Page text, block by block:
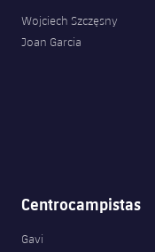
Wojciech Szczęsny
Joan Garcia
Centrocampistas
Gavi